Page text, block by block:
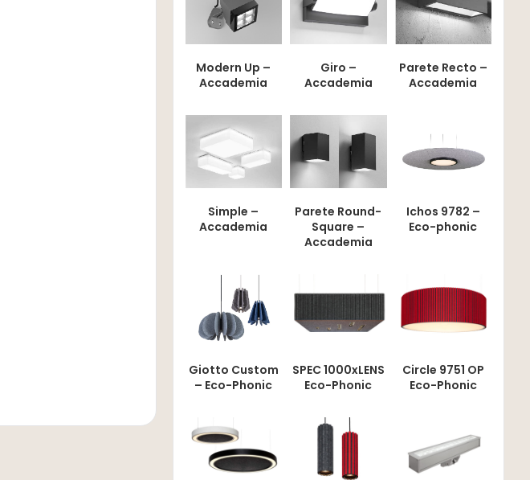
Modern Up –
Accademia
Giro –
Accademia
Parete Recto –
Accademia
Simple –
Accademia
Parete Round-
Square –
Accademia
Ichos 9782 –
Eco-phonic
Giotto Custom
– Eco-Phonic
SPEC 1000xLENS
Eco-Phonic
Circle 9751 OP
Eco-Phonic